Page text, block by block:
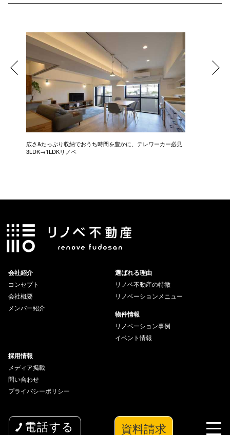
電話する 資料請求
広さ&たっぷり収納でおうち時間を豊かに、テレワーカー必見
3LDK→1LDKリノベ
会社紹介
コンセプト
会社概要
メンバー紹介
選ばれる理由
リノベ不動産の特徴
リノベーションメニュー
物件情報
リノベーション事例
イベント情報
採用情報
メディア掲載
問い合わせ
プライバシーポリシー
copyright© 2026 wakuwaku Inc All Rights Reserved.